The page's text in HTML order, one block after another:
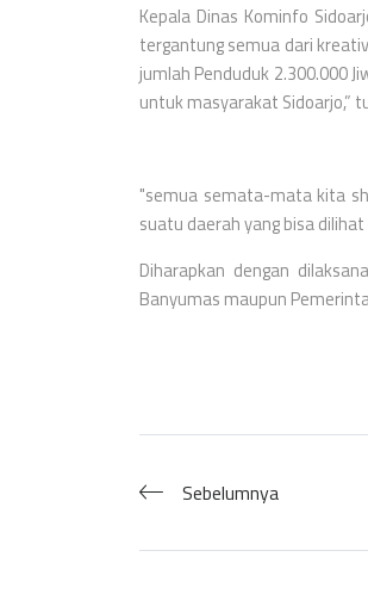
Kepala Dinas Kominfo
tergantung semua dari
jumlah Penduduk 2.300.000
untuk masyarakat Sidoarjo,”
"semua semata-mata kita
suatu daerah yang bisa
Diharapkan dengan
Banyumas maupun
Sebelumnya